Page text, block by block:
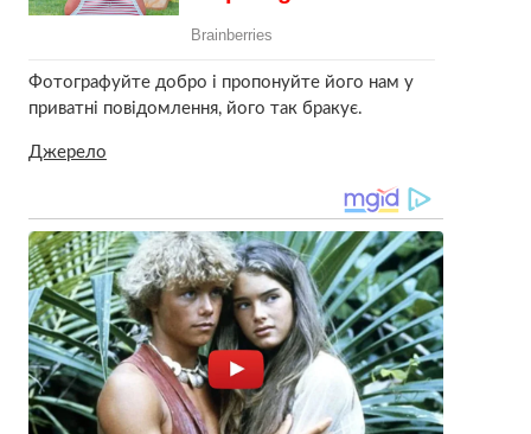
Фотографуйте добро і пропонуйте його нам у
приватні повідомлення, його так бракує.
Джерело